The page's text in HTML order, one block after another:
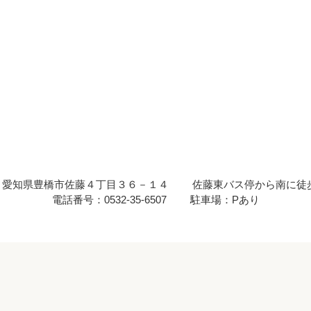
知県豊橋市佐藤４丁目３６－１４
佐藤東バス停から南に徒
電話番号：0532-35-6507
駐車場：Pあり